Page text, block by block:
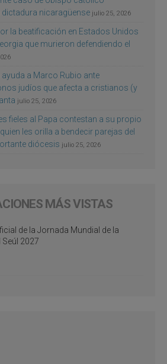
nicaragüense julio 25, 2026
la beatificación en Estados Unidos
que murieron defendiendo el
a Marco Rubio ante
judíos que afecta a cristianos (y
julio 25, 2026
fieles al Papa contestan a su propio
les orilla a bendecir parejas del
diócesis julio 25, 2026
MÁS VISTAS
de la Jornada Mundial de la
2027